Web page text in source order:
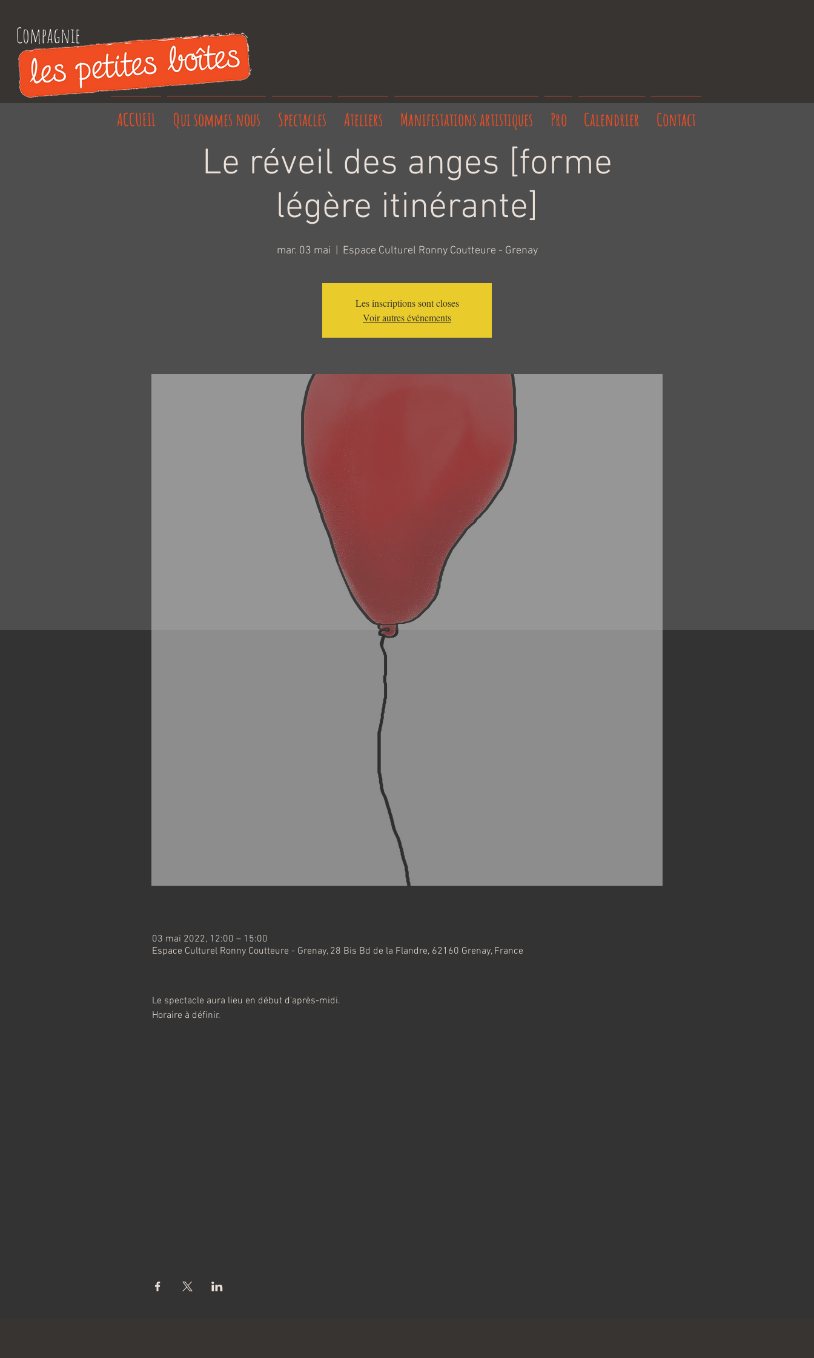
Compagnie
Le réveil des anges [forme
légère itinérante]
mar. 03 mai Espace Culturel Ronny Coutteure - Grenay
Les inscriptions sont closes
Voir autres événements
03 mai 2022, 12:00 – 15:00
Espace Culturel Ronny Coutteure - Grenay, 28 Bis Bd de la Flandre, 62160 Grenay, France
Le spectacle aura lieu en début d'après-midi.
Horaire à définir.
ACCUEIL Qui sommes nous Spectacles Ateliers Manifestations artistiques Pro Calendrier Contact